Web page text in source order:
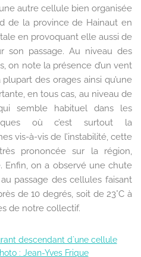
autre cellule bien organisée
de la province de Hainaut en
en provoquant elle aussi de
son passage. Au niveau des
on note la présence d’un vent
des orages ainsi qu’une
en tous cas, au niveau de
semble habituel dans les
où c’est surtout la
vis-à-vis de l’instabilité, cette
prononcée sur la région,
Enfin, on a observé une chute
passage des cellules faisant
de 10 degrés, soit de 23°C à
de notre collectif.